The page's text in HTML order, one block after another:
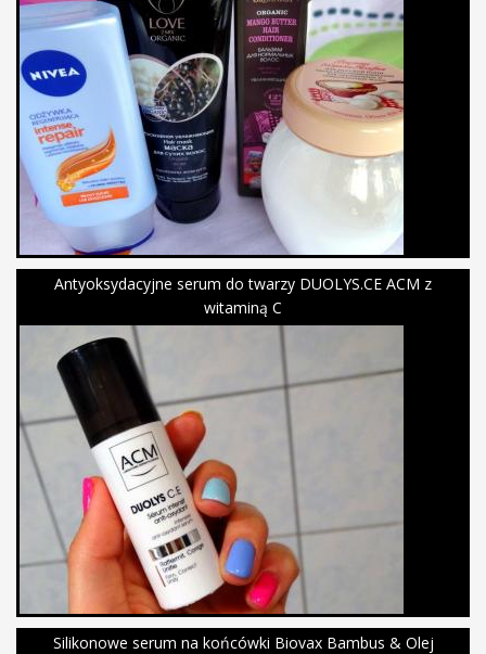
Antyoksydacyjne serum do twarzy DUOLYS.CE ACM z
witaminą C
Silikonowe serum na końcówki Biovax Bambus & Olej